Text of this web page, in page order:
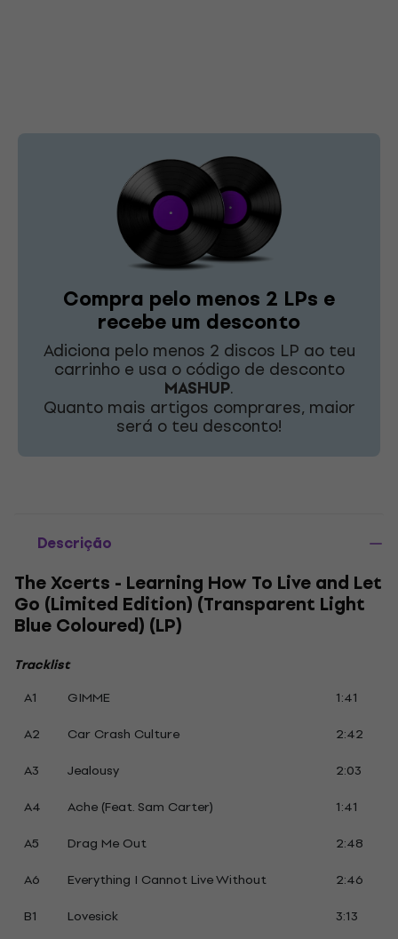
Compra pelo menos 2 LPs e
recebe um desconto
Adiciona pelo menos 2 discos LP ao teu
carrinho e usa o código de desconto
MASHUP.
Quanto mais artigos comprares, maior
será o teu desconto!
Descrição
The Xcerts - Learning How To Live and Let
Go (Limited Edition) (Transparent Light
Blue Coloured) (LP)
Tracklist
A1
GIMME
1:41
A2
Car Crash Culture
2:42
A3
Jealousy
2:03
A4
Ache (Feat. Sam Carter)
1:41
A5
Drag Me Out
2:48
A6
Everything I Cannot Live Without
2:46
B1
Lovesick 3:13